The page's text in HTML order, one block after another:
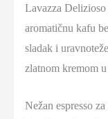
Lavazza
aromatičnu kafu
sladak i
zlatnom kremom
Nežan espresso